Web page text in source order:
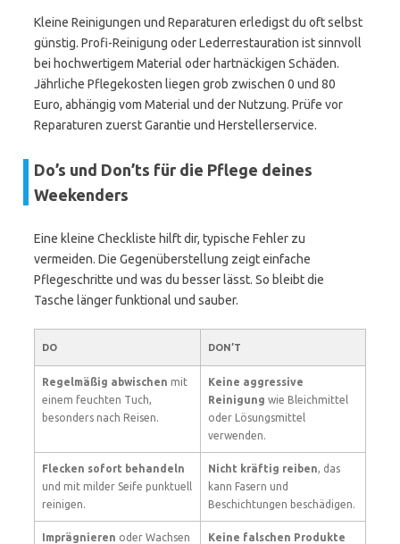
Kleine Reinigungen und Reparaturen erledigst du oft selbst
günstig. Profi-Reinigung oder Lederrestauration ist sinnvoll
bei hochwertigem Material oder hartnäckigen Schäden.
Jährliche Pflegekosten liegen grob zwischen 0 und 80
Euro, abhängig vom Material und der Nutzung. Prüfe vor
Reparaturen zuerst Garantie und Herstellerservice.
Do’s und Don’ts für die Pflege deines
Weekenders
Eine kleine Checkliste hilft dir, typische Fehler zu
vermeiden. Die Gegenüberstellung zeigt einfache
Pflegeschritte und was du besser lässt. So bleibt die
Tasche länger funktional und sauber.
DO DON’T
Regelmäßig abwischen mit
einem feuchten Tuch,
besonders nach Reisen.
Keine aggressive
Reinigung wie Bleichmittel
oder Lösungsmittel
verwenden.
Flecken sofort behandeln
und mit milder Seife punktuell
reinigen.
Nicht kräftig reiben, das
kann Fasern und
Beschichtungen beschädigen.
Imprägnieren oder Wachsen
Keine falschen Produkte